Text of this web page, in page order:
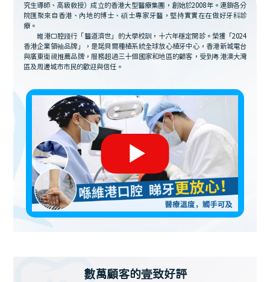
究生導師、高級教授）成立的香港大型醫療集團，創始於2008年。連鎖各分
院匯聚來自香港、內地的博士、碩士專家牙醫，堅持實實在在做好牙科診
療。
維港口腔踐行「醫道濟世」的大學校訓，十六年穩定開診。榮獲「2024
香港企業領袖品牌」，是諾貝爾種植系統全球放心植牙中心，香港新城電台
與廣東衛視推薦品牌，服務超過三十個國家和地區的顧客，受到粵港澳大灣
區及周邊城市市民的歡迎與信任。
數萬顧客的壹致好評